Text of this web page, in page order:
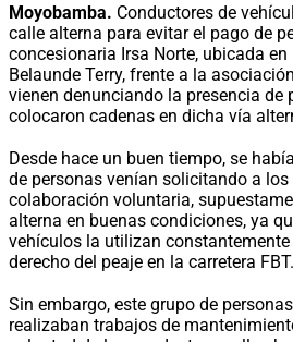
Moyobamba. Conductores de
calle alterna para evitar el pago de
concesionaria Irsa Norte, ubicada
Belaunde Terry, frente a la
vienen denunciando la presencia de
colocaron cadenas en dicha vía
Desde hace un buen tiempo, se
de personas venían solicitando a
colaboración voluntaria,
alterna en buenas condiciones, ya
vehículos la utilizan
derecho del peaje en la carretera FBT.
Sin embargo, este grupo de
realizaban trabajos de